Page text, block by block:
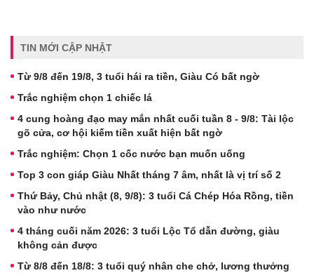
TIN MỚI CẬP NHẬT
Từ 9/8 đến 19/8, 3 tuổi hái ra tiền, Giàu Có bất ngờ
Trắc nghiệm chọn 1 chiếc lá
4 cung hoàng đạo may mắn nhất cuối tuần 8 - 9/8: Tài lộc
gõ cửa, cơ hội kiếm tiền xuất hiện bất ngờ
Trắc nghiệm: Chọn 1 cốc nước bạn muốn uống
Top 3 con giáp Giàu Nhất tháng 7 âm, nhất là vị trí số 2
Thứ Bảy, Chủ nhật (8, 9/8): 3 tuổi Cá Chép Hóa Rồng, tiền
vào như nước
4 tháng cuối năm 2026: 3 tuổi Lộc Tổ dẫn đường, giàu
không cản được
Từ 8/8 đến 18/8: 3 tuổi quý nhân che chở, lương thưởng